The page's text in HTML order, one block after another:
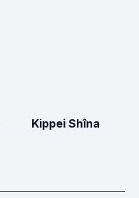
Kippei Shîna